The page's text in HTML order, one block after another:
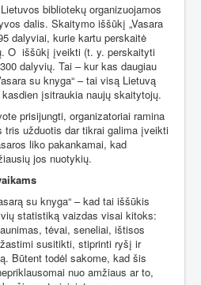
bibliotekų organizuojamos
dalis. Skaitymo iššūkį „Vasara
dalyviai, kurie kartu perskaitė
O iššūkį įveikti (t. y. perskaityti
dalyvių. Tai – kur kas daugiau
su knyga“ – tai visą Lietuvą
įsitraukia naujų skaitytojų.
prisijungti, organizatoriai ramina
tris užduotis dar tikrai galima įveikti
liko pakankamai, kad
jos nuotykių.
su knyga“ – kad tai iššūkis
statistiką vaizdas visai kitoks:
tėvai, seneliai, ištisos
susitikti, stiprinti ryšį ir
Būtent todėl sakome, kad šis
nuo amžiaus ar to,